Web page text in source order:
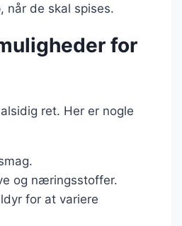
når de skal spises.
for
ret. Her er nogle
og næringsstoffer.
for at variere